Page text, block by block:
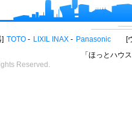
TOTO LIXIL INAX Panasonic
「ほっとハウ
Reserved.